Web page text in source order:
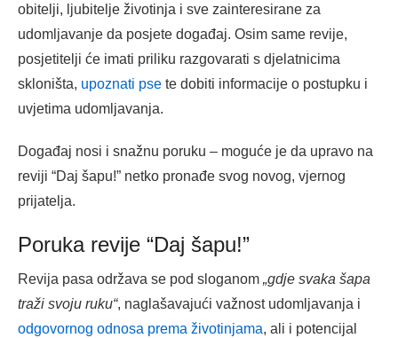
obitelji, ljubitelje životinja i sve zainteresirane za
udomljavanje da posjete događaj. Osim same revije,
posjetitelji će imati priliku razgovarati s djelatnicima
skloništa, upoznati pse te dobiti informacije o postupku i
uvjetima udomljavanja.
Događaj nosi i snažnu poruku – moguće je da upravo na
reviji “Daj šapu!” netko pronađe svog novog, vjernog
prijatelja.
Poruka revije “Daj šapu!”
Revija pasa održava se pod sloganom „gdje svaka šapa
traži svoju ruku“, naglašavajući važnost udomljavanja i
odgovornog odnosa prema životinjama, ali i potencijal